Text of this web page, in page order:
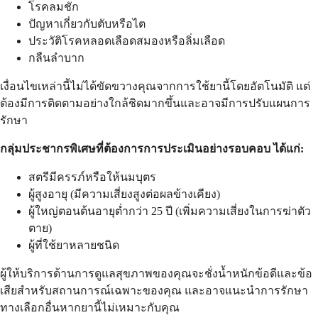
โรคลมชัก
ปัญหาเกี่ยวกับตับหรือไต
ประวัติโรคหลอดเลือดสมองหรือลิ่มเลือด
กลืนลำบาก
เงื่อนไขเหล่านี้ไม่ได้ขัดขวางคุณจากการใช้ยานี้โดยอัตโนมัติ แต่
ต้องมีการติดตามอย่างใกล้ชิดมากขึ้นและอาจมีการปรับแผนการ
รักษา
กลุ่มประชากรพิเศษที่ต้องการการประเมินอย่างรอบคอบ ได้แก่:
สตรีมีครรภ์หรือให้นมบุตร
ผู้สูงอายุ (มีความเสี่ยงสูงต่อผลข้างเคียง)
ผู้ใหญ่ตอนต้นอายุต่ำกว่า 25 ปี (เพิ่มความเสี่ยงในการฆ่าตัว
ตาย)
ผู้ที่ใช้ยาหลายชนิด
ผู้ให้บริการด้านการดูแลสุขภาพของคุณจะชั่งน้ำหนักข้อดีและข้อ
เสียสำหรับสถานการณ์เฉพาะของคุณ และอาจแนะนำการรักษา
ทางเลือกอื่นหากยานี้ไม่เหมาะกับคุณ